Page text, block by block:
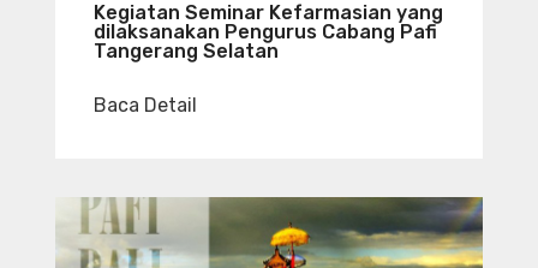
Kegiatan Seminar Kefarmasian yang
dilaksanakan Pengurus Cabang Pafi
Tangerang Selatan
Baca Detail